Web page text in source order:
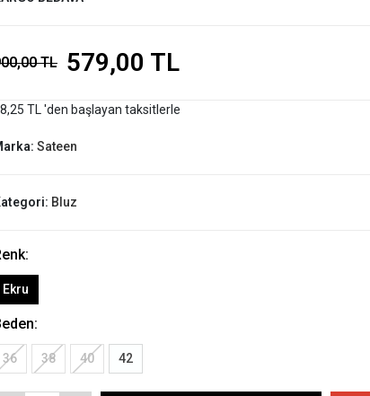
TL 579,00 TL
TL 'den başlayan taksitlerle
Sateen
Bluz
Ekru
36 38 40 42